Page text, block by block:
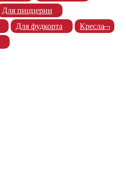
Для пиццерии
Для фудкорта
Кресла